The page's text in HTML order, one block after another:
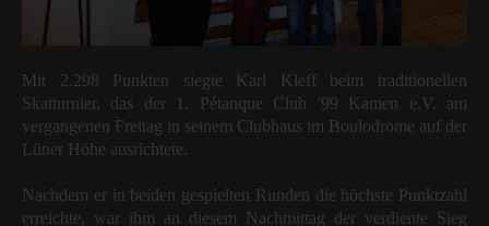
Mit 2.298 Punkten siegte Karl Kleff beim traditionellen
Skatturnier, das der 1. Pétanque Club '99 Kamen e.V. am
vergangenen Freitag in seinem Clubhaus im Boulodrome auf der
Lüner Höhe ausrichtete.
Nachdem er in beiden gespielten Runden die höchste Punktzahl
erreichte, war ihm an diesem Nachmittag der verdiente Sieg